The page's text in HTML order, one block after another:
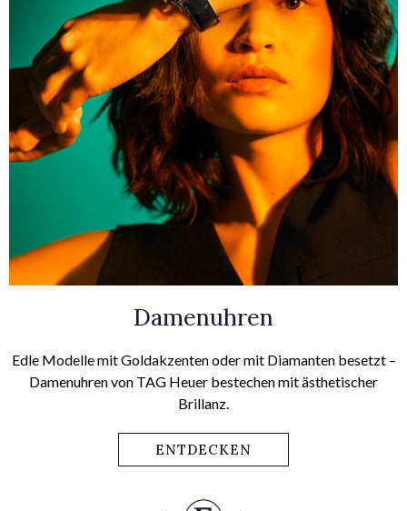
Damenuhren
Edle Modelle mit Goldakzenten oder mit Diamanten besetzt –
Damenuhren von TAG Heuer bestechen mit ästhetischer
Brillanz.
ENTDECKEN